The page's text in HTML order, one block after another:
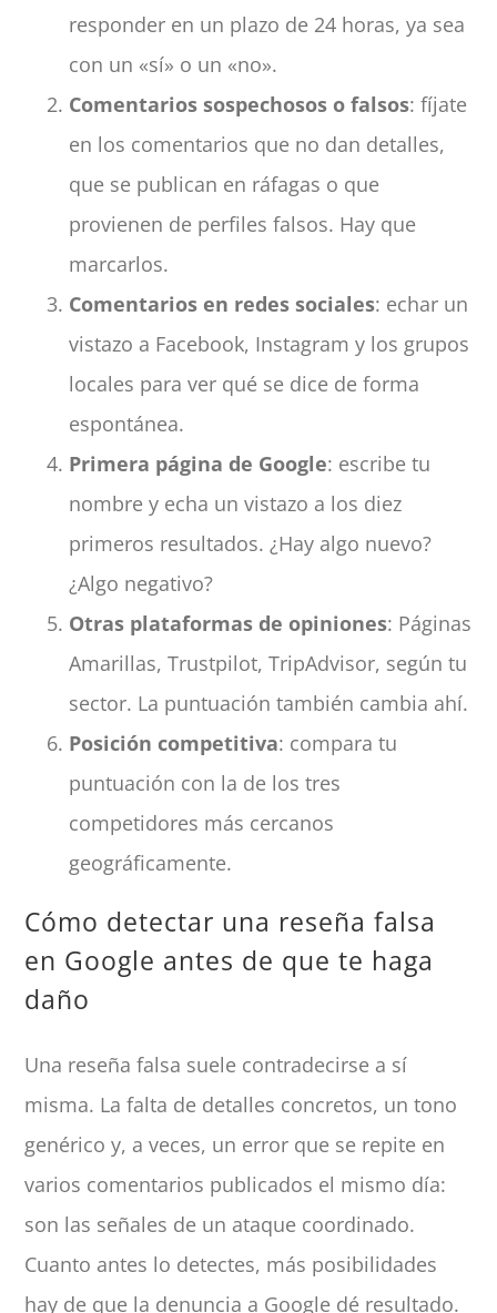
responder en un plazo de 24 horas, ya sea
con un «sí» o un «no».
Comentarios sospechosos o falsos: fíjate
en los comentarios que no dan detalles,
que se publican en ráfagas o que
provienen de perfiles falsos. Hay que
marcarlos.
Comentarios en redes sociales: echar un
vistazo a Facebook, Instagram y los grupos
locales para ver qué se dice de forma
espontánea.
Primera página de Google: escribe tu
nombre y echa un vistazo a los diez
primeros resultados. ¿Hay algo nuevo?
¿Algo negativo?
Otras plataformas de opiniones: Páginas
Amarillas, Trustpilot, TripAdvisor, según tu
sector. La puntuación también cambia ahí.
Posición competitiva: compara tu
puntuación con la de los tres
competidores más cercanos
geográficamente.
Cómo detectar una reseña falsa
en Google antes de que te haga
daño
Una reseña falsa suele contradecirse a sí
misma. La falta de detalles concretos, un tono
genérico y, a veces, un error que se repite en
varios comentarios publicados el mismo día:
son las señales de un ataque coordinado.
Cuanto antes lo detectes, más posibilidades
hay de que la denuncia a Google dé resultado.